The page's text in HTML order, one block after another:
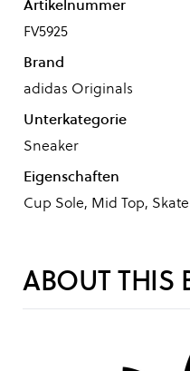
Artikelnummer
FV5925
Brand
adidas Originals
Unterkategorie
Sneaker
Eigenschaften
Cup Sole, Mid Top, Skate
ABOUT THIS